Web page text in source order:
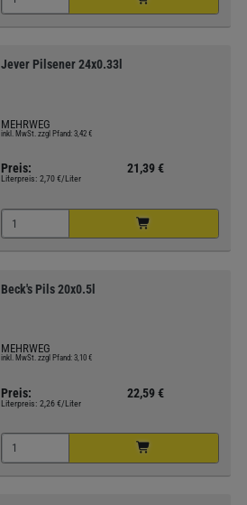
Jever Pilsener 24x0.33l
MEHRWEG
inkl. MwSt. zzgl Pfand: 3,42 €
Preis: 21,39 €
Literpreis: 2,70 €/Liter
Beck's Pils 20x0.5l
MEHRWEG
inkl. MwSt. zzgl Pfand: 3,10 €
Preis: 22,59 €
Literpreis: 2,26 €/Liter